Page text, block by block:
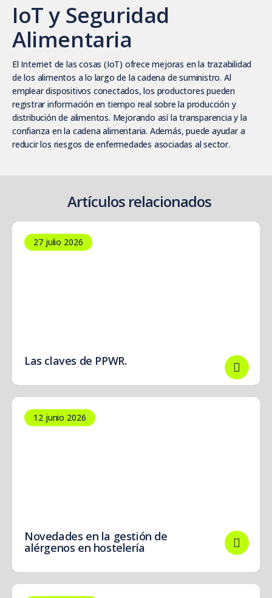
IoT y Seguridad
Alimentaria
El Internet de las cosas (IoT) ofrece mejoras en la trazabilidad
de los alimentos a lo largo de la cadena de suministro. Al
emplear dispositivos conectados, los productores pueden
registrar información en tiempo real sobre la producción y
distribución de alimentos. Mejorando así la transparencia y la
confianza en la cadena alimentaria. Además, puede ayudar a
reducir los riesgos de enfermedades asociadas al sector.
Artículos relacionados
27 julio 2026
Las claves de PPWR.
12 junio 2026
Novedades en la gestión de
alérgenos en hostelería